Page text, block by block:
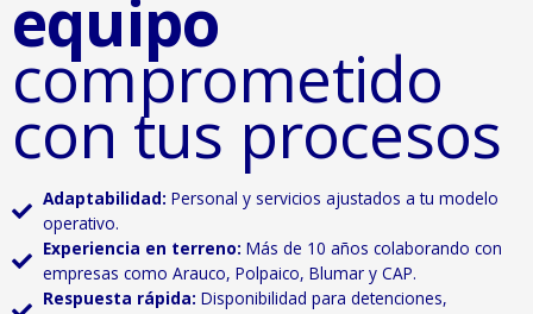
equipo
comprometido
con tus procesos
Adaptabilidad:Personal y servicios ajustados a tu modelo
operativo.
Experiencia en terreno:Más de 10 años colaborando con
empresas como Arauco, Polpaico, Blumar y CAP.
Respuesta rápida:Disponibilidad para detenciones,